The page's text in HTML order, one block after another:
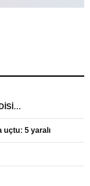
uçtu: 5 yaralı